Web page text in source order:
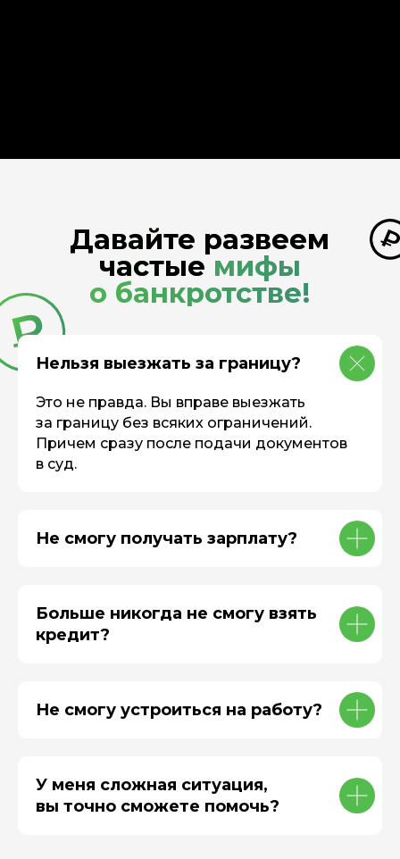
Нельзя выезжать за границу?
Это не правда. Вы вправе выезжать
за границу без всяких ограничений.
Причем сразу после подачи документов
в суд.
Не смогу получать зарплату?
Больше никогда не смогу взять
кредит?
Не смогу устроиться на работу?
У меня сложная ситуация,
вы точно сможете помочь?